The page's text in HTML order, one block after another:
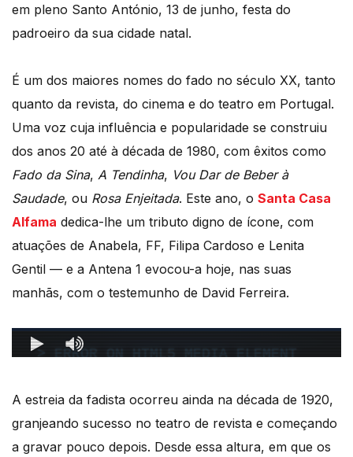
em pleno Santo António, 13 de junho, festa do
padroeiro da sua cidade natal.
É um dos maiores nomes do fado no século XX, tanto
quanto da revista, do cinema e do teatro em Portugal.
Uma voz cuja influência e popularidade se construiu
dos anos 20 até à década de 1980, com êxitos como
Fado da Sina, A Tendinha, Vou Dar de Beber à
Saudade, ou Rosa Enjeitada. Este ano, o Santa Casa
Alfama dedica-lhe um tributo digno de ícone, com
atuações de Anabela, FF, Filipa Cardoso e Lenita
Gentil — e a Antena 1 evocou-a hoje, nas suas
manhãs, com o testemunho de David Ferreira.
A estreia da fadista ocorreu ainda na década de 1920,
granjeando sucesso no teatro de revista e começando
a gravar pouco depois. Desde essa altura, em que os